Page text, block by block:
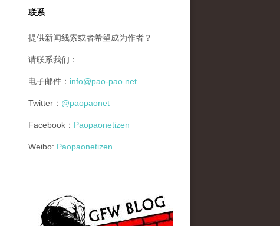
联系
提供新闻线索或者希望成为作者？
请联系我们：
电子邮件： info@pao-pao.net
Twitter： @paopaonet
Facebook： Paopaonetizen
Weibo: Paopaonetizen
gfw_blog_small.jpg